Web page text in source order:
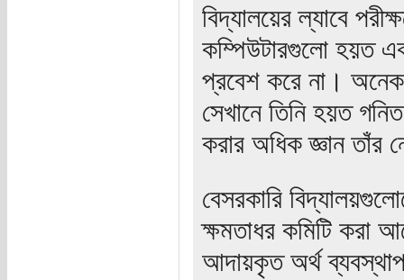
বিদ্যালয়ের ল্যাবে
কম্পিউটারগুলো হয়ত
প্রবেশ করে না। অনেক
সেখানে তিনি হয়ত
করার অধিক জ্ঞান তাঁর
বেসরকারি
ক্ষমতাধর কমিটি করা
আদায়কৃত অর্থ